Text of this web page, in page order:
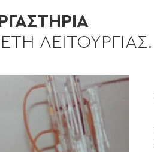
ΛΕΙΤΟΥΡΓΙΑΣ.